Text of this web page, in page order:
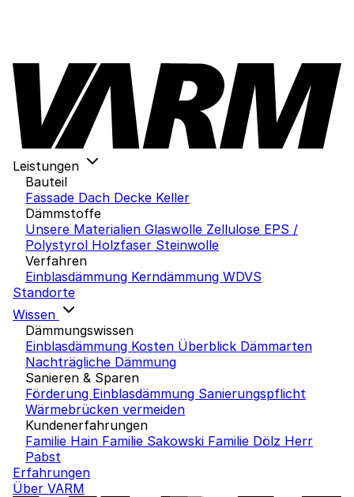
Leistungen
Bauteil
Fassade Dach Decke Keller
Dämmstoffe
Unsere Materialien Glaswolle Zellulose EPS /
Polystyrol Holzfaser Steinwolle
Verfahren
Einblasdämmung Kerndämmung WDVS
Standorte
Wissen
Dämmungswissen
Einblasdämmung Kosten Überblick Dämmarten
Nachträgliche Dämmung
Sanieren & Sparen
Förderung Einblasdämmung Sanierungspflicht
Wärmebrücken vermeiden
Kundenerfahrungen
Familie Hain Familie Sakowski Familie Dölz Herr
Pabst
Erfahrungen
Über VARM